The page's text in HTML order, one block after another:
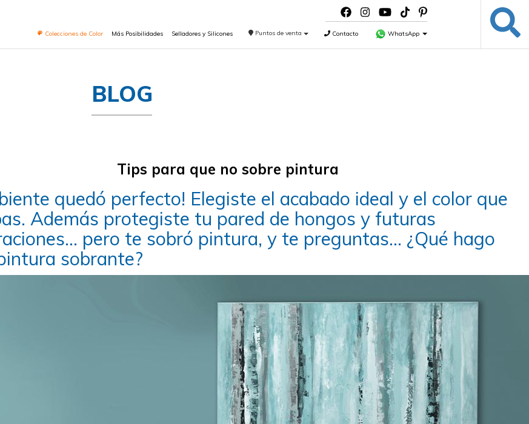
Colecciones de Color Más Posibilidades Selladores y Silicones Puntos de venta Contacto WhatsApp
BLOG
Tips para que no sobre pintura
quedó perfecto! Elegiste el acabado ideal y el color que
Además protegiste tu pared de hongos y futuras
pero te sobró pintura, y te preguntas… ¿Qué hago
sobrante?